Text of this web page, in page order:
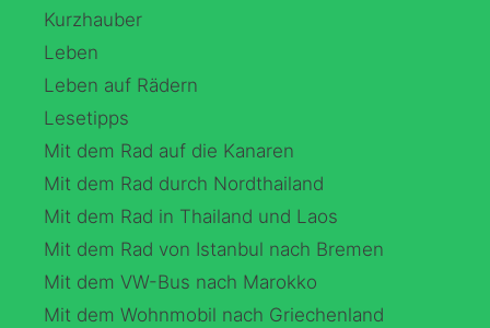
Kurzhauber
Leben
Leben auf Rädern
Lesetipps
Mit dem Rad auf die Kanaren
Mit dem Rad durch Nordthailand
Mit dem Rad in Thailand und Laos
Mit dem Rad von Istanbul nach Bremen
Mit dem VW-Bus nach Marokko
Mit dem Wohnmobil nach Griechenland